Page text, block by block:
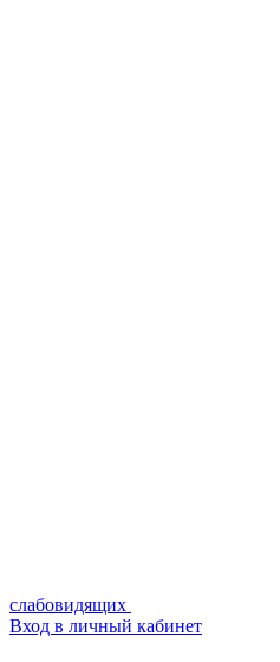
слабовидящих
Вход в личный кабинет